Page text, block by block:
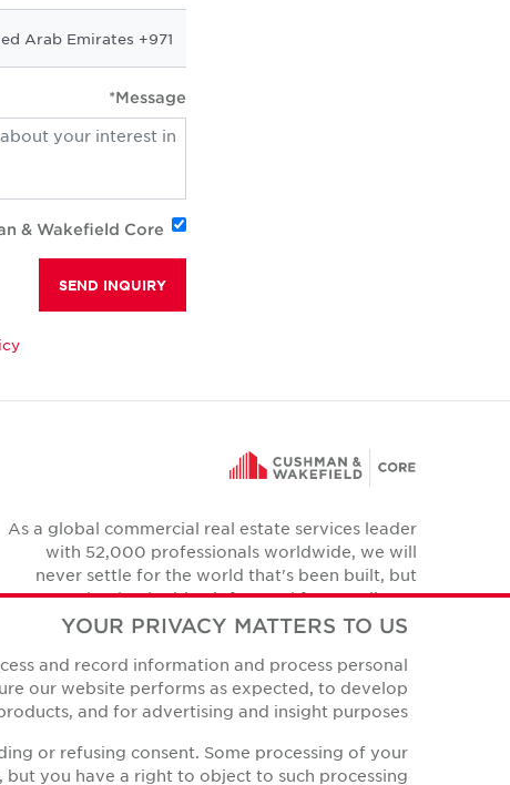
Message*
& Wakefield Core
SEND INQUIRY
As a global commercial real estate services leader
with 52,000 professionals worldwide, we will
never settle for the world that's been built, but
relentlessly drive it forward for our clients,
colleagues and communities.
LinkedIn
Facebook
Twitter
Instagram
YouTube
Privacy Policies
YOUR PRIVACY MATTERS TO US
and record information and process personal
our website performs as expected, to develop
and for advertising and insight purposes.
or refusing consent. Some processing of your
you have a right to object to such processing.